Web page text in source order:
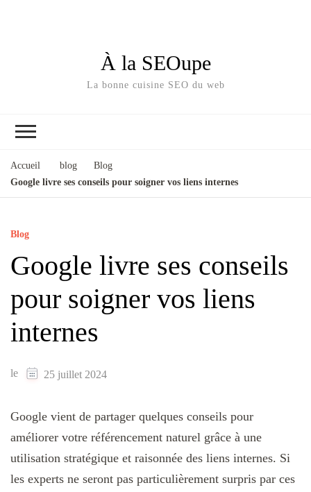
À la SEOupe
La bonne cuisine SEO du web
Accueil blog
Blog
Google livre ses conseils pour soigner vos liens internes
Blog
Google livre ses conseils
pour soigner vos liens
internes
le 25 juillet 2024
Google vient de partager quelques conseils pour
améliorer votre référencement naturel grâce à une
utilisation stratégique et raisonnée des liens internes. Si
les experts ne seront pas particulièrement surpris par ces